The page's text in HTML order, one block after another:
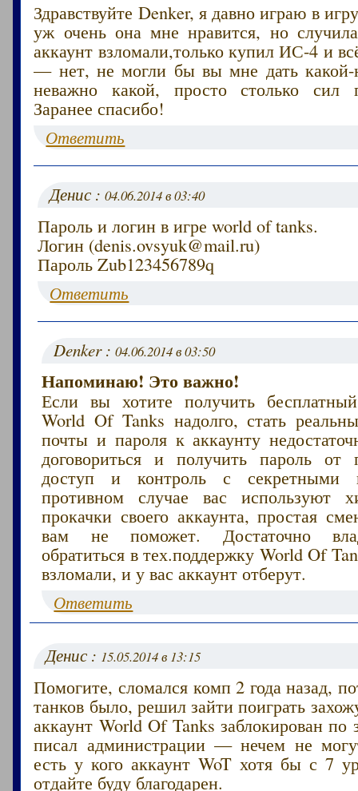
Здравствуйте Denker, я давно играю в
уж очень она мне нравится, но
аккаунт взломали,только купил ИС-4 и
— нет, не могли бы вы мне дать какой-
неважно какой, просто столько сил
Заранее спасибо!
Ответить
Денис :04.06.2014 в 03:40
Пароль и логин в игре world of tanks.
Логин (denis.ovsyuk@mail.ru)
Пароль Zub123456789q
Ответить
Denker :04.06.2014 в 03:50
Напоминаю! Это важно!
Если вы хотите получить
World Of Tanks надолго, стать
почты и пароля к аккаунту
договориться и получить пароль
доступ и контроль с секретными
противном случае вас используют
прокачки своего аккаунта, простая
вам не поможет. Достаточно
обратиться в тех.поддержку World Of
взломали, и у вас аккаунт отберут.
Ответить
Денис : 15.05.2014 в 13:15
Помогите, сломался комп 2 года назад,
танков было, решил зайти поиграть
аккаунт World Of Tanks заблокирован по
писал администрации — нечем не
есть у кого аккаунт WoT хотя бы с 7
отдайте буду благодарен.